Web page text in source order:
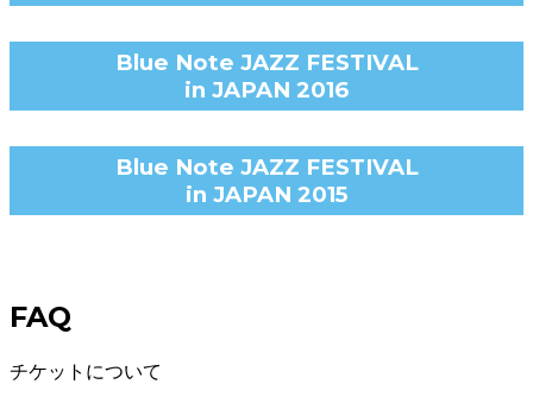
Blue Note JAZZ FESTIVAL
in JAPAN 2016
Blue Note JAZZ FESTIVAL
in JAPAN 2015
FAQ
チケットについて